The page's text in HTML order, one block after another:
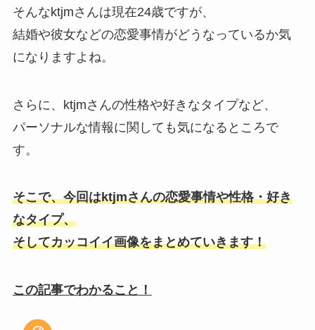
そんなktjmさんは現在24歳ですが、
結婚や彼女などの恋愛事情がどうなっているか気
になりますよね。
さらに、 ktjmさんの性格や好きなタイプなど、
パーソナルな情報に関しても気になるところで
す。
そこで、今回はktjmさんの恋愛事情や性格・好き
なタイプ、
そしてカッコイイ画像をまとめていきます！
この記事でわかること！